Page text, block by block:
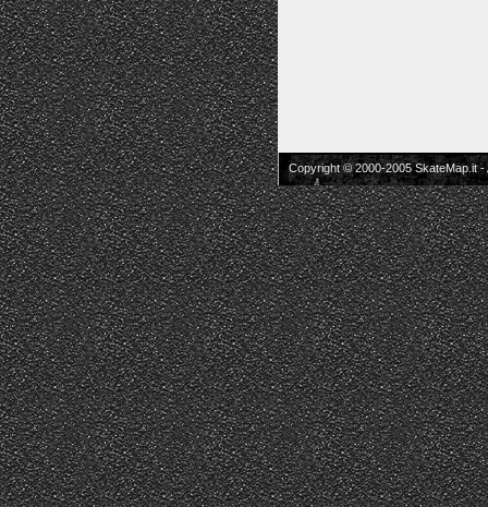
Copyright © 2000-2005 SkateMap.it -